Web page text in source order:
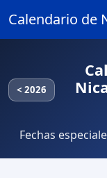
Calendario de
< 2026
Fechas